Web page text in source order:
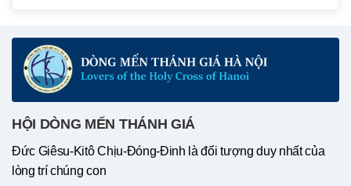
HỘI DÒNG MẾN THÁNH GIÁ
Đức Giêsu-Kitô Chịu-Đóng-Đinh là đối tượng duy nhất của
lòng trí chúng con